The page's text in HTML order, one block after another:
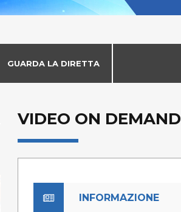
GUARDA LA DIRETTA
VIDEO ON DEMAND
INFORMAZIONE